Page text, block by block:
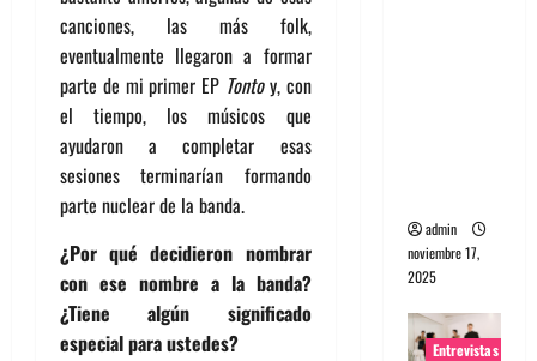
canciones, las más folk,
eventualmente llegaron a formar
parte de mi primer EP Tontoy, con
el tiempo, los músicos que
ayudaron a completar esas
sesiones terminarían formando
parte nuclear de la banda.
¿Por qué decidieron nombrar
con ese nombre a la banda?
¿Tiene algún significado
especial para ustedes?
admin
noviembre 17,
2025
Entrevistas